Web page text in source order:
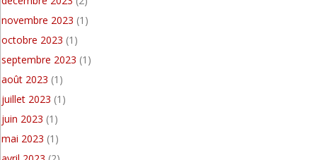
novembre 2023 (1)
octobre 2023 (1)
septembre 2023 (1)
août 2023 (1)
juillet 2023 (1)
juin 2023 (1)
mai 2023 (1)